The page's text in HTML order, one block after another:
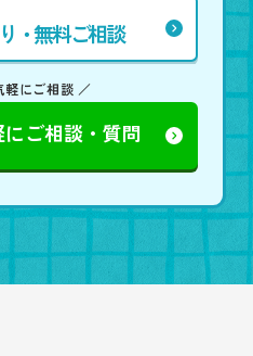
・無料ご相談
軽にご相談 ／
ご相談・質問